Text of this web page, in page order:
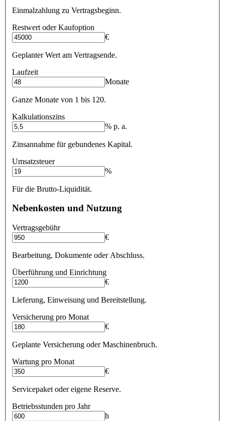
Einmalzahlung zu Vertragsbeginn.
Restwert oder Kaufoption
€
Geplanter Wert am Vertragsende.
Laufzeit
Monate
Ganze Monate von 1 bis 120.
Kalkulationszins
% p. a.
Zinsannahme für gebundenes Kapital.
Umsatzsteuer
%
Für die Brutto-Liquidität.
Nebenkosten und Nutzung
Vertragsgebühr
€
Bearbeitung, Dokumente oder Abschluss.
Überführung und Einrichtung
€
Lieferung, Einweisung und Bereitstellung.
Versicherung pro Monat
€
Geplante Versicherung oder Maschinenbruch.
Wartung pro Monat
€
Servicepaket oder eigene Reserve.
Betriebsstunden pro Jahr
h